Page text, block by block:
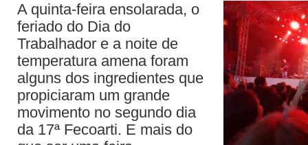
A quinta-feira ensolarada, o
feriado do Dia do
Trabalhador e a noite de
temperatura amena foram
alguns dos ingredientes que
propiciaram um grande
movimento no segundo dia
da 17ª Fecoarti. E mais do